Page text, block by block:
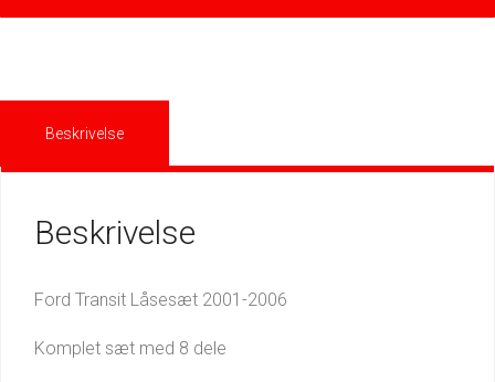
Beskrivelse
Beskrivelse
Ford Transit Låsesæt 2001-2006
Komplet sæt med 8 dele